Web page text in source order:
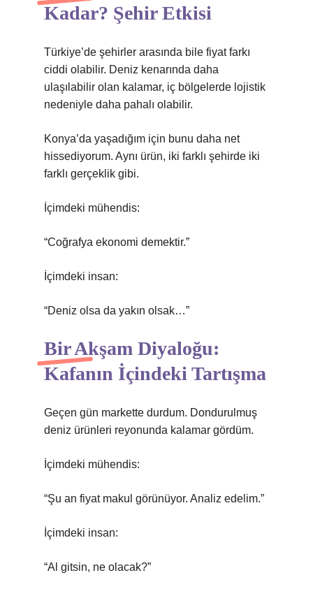
Kadar? Şehir Etkisi
Türkiye’de şehirler arasında bile fiyat farkı
ciddi olabilir. Deniz kenarında daha
ulaşılabilir olan kalamar, iç bölgelerde lojistik
nedeniyle daha pahalı olabilir.
Konya’da yaşadığım için bunu daha net
hissediyorum. Aynı ürün, iki farklı şehirde iki
farklı gerçeklik gibi.
İçimdeki mühendis:
“Coğrafya ekonomi demektir.”
İçimdeki insan:
“Deniz olsa da yakın olsak…”
Bir Akşam Diyaloğu:
Kafanın İçindeki Tartışma
Geçen gün markette durdum. Dondurulmuş
deniz ürünleri reyonunda kalamar gördüm.
İçimdeki mühendis:
“Şu an fiyat makul görünüyor. Analiz edelim.”
İçimdeki insan:
“Al gitsin, ne olacak?”